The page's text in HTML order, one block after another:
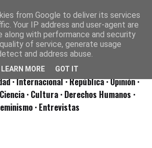
· Internacional· República· Opinión·
Ciencia · Cultura · Derechos Humanos ·
·Entrevistas
from Google to deliver its services
Your IP address and user-agent are
along with performance and security
of service, generate usage
and address abuse.
LEARN MORE GOT IT